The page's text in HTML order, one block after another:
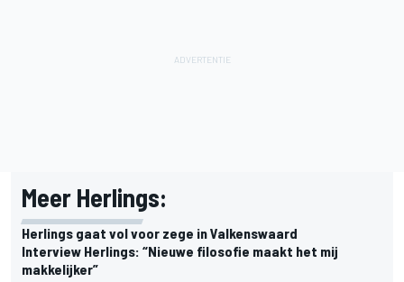
Meer Herlings:
Herlings gaat vol voor zege in Valkenswaard
Interview Herlings: “Nieuwe filosofie maakt het mij
makkelijker”